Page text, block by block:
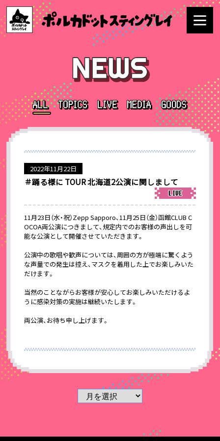
2022年11月22日
＃踊る様に TOUR 北海道2公演に関しまして
11月23日（水・祝）Zepp Sapporo、11月25日（金）函館CLUB C
OCOA両公演につきまして、規定内でのお客様の声出しを可
能な公演として開催させていただきます。
公演中の歌唱や歓声については、周囲の方が極端に驚くよう
な声量での発生は控え、マスクを着用した上でお楽しみいた
だけます。
当然のことながらお客様が安心してお楽しみいただけるよ
うに感染対策の実施は継続いたします。
両公演、お待ち申し上げます。